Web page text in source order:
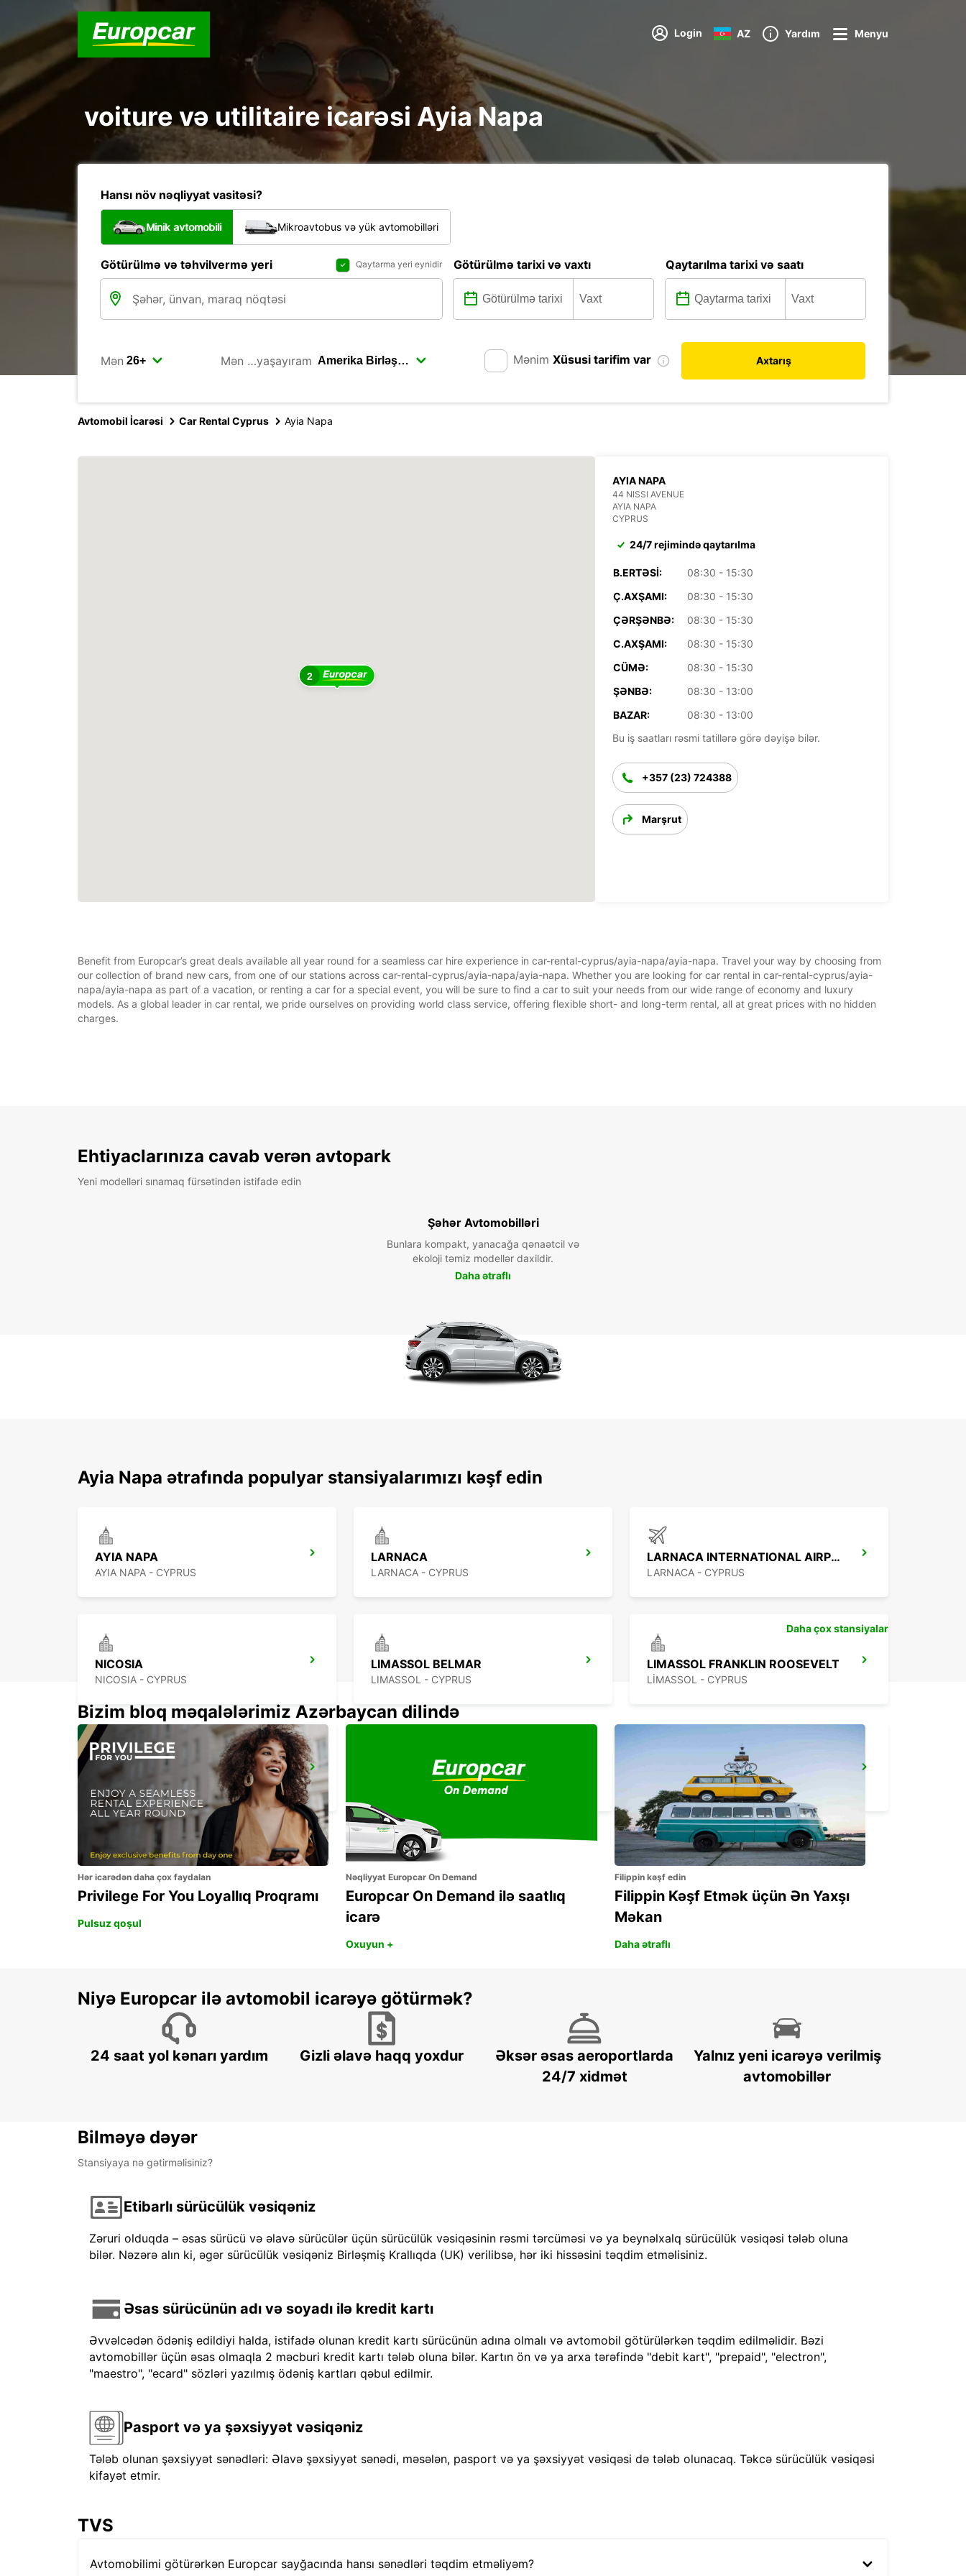
Login AZ Yardım Menyu
voiture və utilitaire icarəsi Ayia Napa
Hansı növ nəqliyyat vasitəsi?
Minik avtomobili Mikroavtobus və yük avtomobilləri
Götürülmə və təhvilvermə yeri Qaytarma yeri eynidir Götürülmə tarixi və vaxtı Qaytarılma tarixi və saatı
Mən Mən …yaşayıram Mənim Xüsusi tarifim var Axtarış
Avtomobil İcarəsi Car Rental Cyprus Ayia Napa
2
AYIA NAPA
44 NISSI AVENUE
AYIA NAPA
CYPRUS
24/7 rejimində qaytarılma
B.ERTƏSI:
08:30 - 15:30
Ç.AXŞAMI:
08:30 - 15:30
ÇƏRŞƏNBƏ:
08:30 - 15:30
C.AXŞAMI:
08:30 - 15:30
CÜMƏ:
08:30 - 15:30
ŞƏNBƏ:
08:30 - 13:00
BAZAR:
08:30 - 13:00
Bu iş saatları rəsmi tatillərə görə dəyişə bilər.
+357 (23) 724388
Marşrut
Benefit from Europcar’s great deals available all year round for a seamless car hire experience in car-rental-cyprus/ayia-napa/ayia-napa. Travel your way by choosing from
our collection of brand new cars, from one of our stations across car-rental-cyprus/ayia-napa/ayia-napa. Whether you are looking for car rental in car-rental-cyprus/ayia-
napa/ayia-napa as part of a vacation, or renting a car for a special event, you will be sure to find a car to suit your needs from our wide range of economy and luxury
models. As a global leader in car rental, we pride ourselves on providing world class service, offering flexible short- and long-term rental, all at great prices with no hidden
charges.
Ehtiyaclarınıza cavab verən avtopark
Yeni modelləri sınamaq fürsətindən istifadə edin
Şəhər Avtomobilləri
Bunlara kompakt, yanacağa qənaətcil və
ekoloji təmiz modellər daxildir.
Daha ətraflı
Ayia Napa ətrafında populyar stansiyalarımızı kəşf edin
AYIA NAPA
AYIA NAPA - CYPRUS
LARNACA
LARNACA - CYPRUS
LARNACA INTERNATIONAL AIRPORT
LARNACA - CYPRUS
NICOSIA
NICOSIA - CYPRUS
LIMASSOL BELMAR
LIMASSOL - CYPRUS
LIMASSOL FRANKLIN ROOSEVELT
LIMASSOL - CYPRUS
PAPHOS SERVICE CENTRE
PAPHOS - CYPRUS PAPHOS - CYPRUS POLIS - CYPRUS
Daha çox stansiyalar
Bizim bloq məqalələrimiz Azərbaycan dilində
Hər icarədən daha çox faydalan
Privilege For You Loyallıq Proqramı
Pulsuz qoşul
Nəqliyyat Europcar On Demand
Europcar On Demand ilə saatlıq
icarə
Oxuyun +
Filippin kəşf edin
Filippin Kəşf Etmək üçün Ən Yaxşı
Məkan
Daha ətraflı
Niyə Europcar ilə avtomobil icarəyə götürmək?
24 saat yol kənarı yardım Gizli əlavə haqq yoxdur
Əksər əsas aeroportlarda
24/7 xidmət
Yalnız yeni icarəyə verilmiş
avtomobillər
Bilməyə dəyər
Stansiyaya nə gətirməlisiniz?
Etibarlı sürücülük vəsiqəniz
Zəruri olduqda – əsas sürücü və əlavə sürücülər üçün sürücülük vəsiqəsinin rəsmi tərcüməsi və ya beynəlxalq sürücülük vəsiqəsi tələb oluna
bilər. Nəzərə alın ki, əgər sürücülük vəsiqəniz Birləşmiş Krallıqda (UK) verilibsə, hər iki hissəsini təqdim etməlisiniz.
Əsas sürücünün adı və soyadı ilə kredit kartı
Əvvəlcədən ödəniş edildiyi halda, istifadə olunan kredit kartı sürücünün adına olmalı və avtomobil götürülərkən təqdim edilməlidir. Bəzi
avtomobillər üçün əsas olmaqla 2 məcburi kredit kartı tələb oluna bilər. Kartın ön və ya arxa tərəfində "debit kart", "prepaid", "electron",
"maestro", "ecard" sözləri yazılmış ödəniş kartları qəbul edilmir.
Pasport və ya şəxsiyyət vəsiqəniz
Tələb olunan şəxsiyyət sənədləri: Əlavə şəxsiyyət sənədi, məsələn, pasport və ya şəxsiyyət vəsiqəsi də tələb olunacaq. Təkcə sürücülük vəsiqəsi
kifayət etmir.
TVS
Avtomobilimi götürərkən Europcar sayğacında hansı sənədləri təqdim etməliyəm?